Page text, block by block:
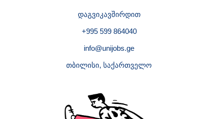
დაგვიკავშირდით
+995 599 864040
info@unijobs.ge
თბილისი, საქართველო